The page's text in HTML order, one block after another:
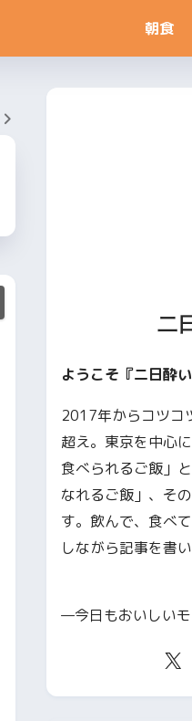
朝食
二
ようこそ『二日酔
2017年からコツコ
超え。東京を中心
食べられるご飯」
なれるご飯」、そ
す。飲んで、食べ
しながら記事を書い
—今日もおいしいモ